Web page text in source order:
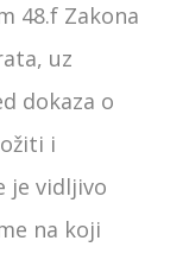
48.f Zakona
uz
dokaza o
i
je vidljivo
na koji